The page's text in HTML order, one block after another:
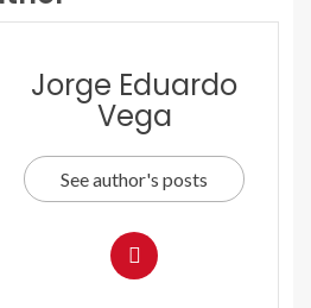
Jorge Eduardo
Vega
See author's posts